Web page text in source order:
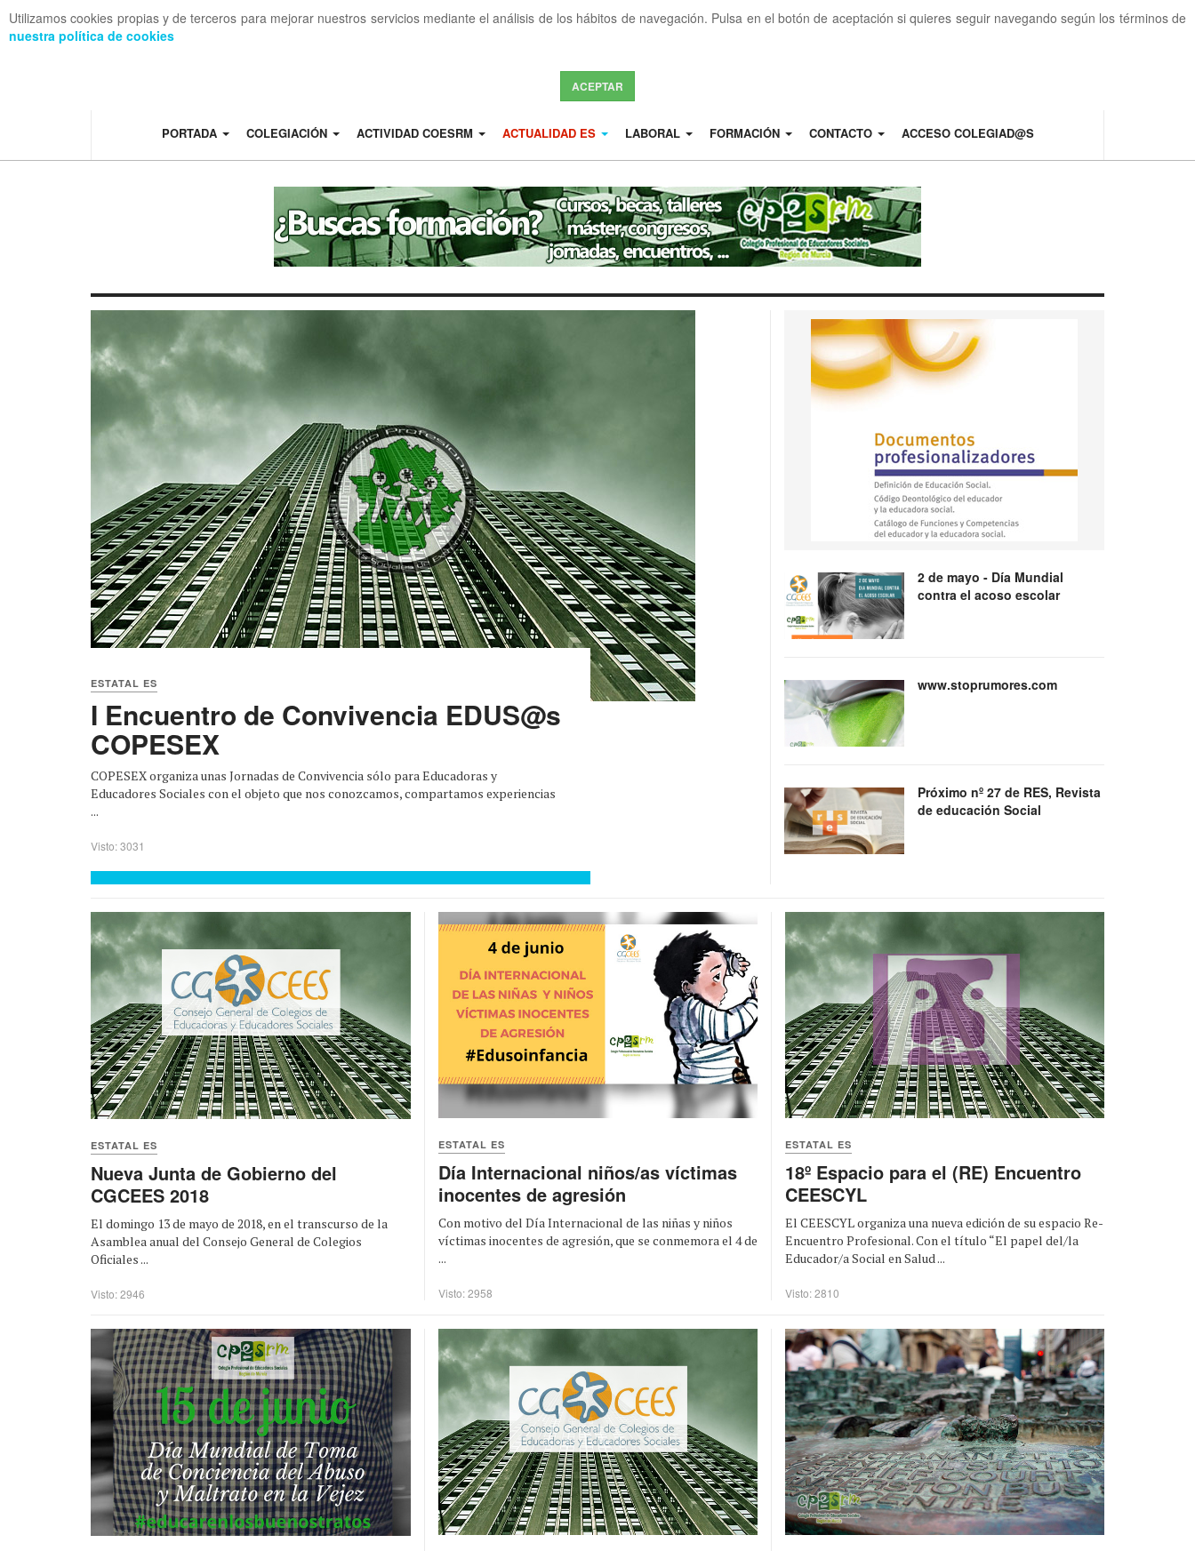
Utilizamos cookies propias y de terceros para mejorar nuestros servicios mediante el análisis de los hábitos de navegación. Pulsa en el botón de aceptación si quieres seguir navegando según los términos de
nuestra política de cookies
ACEPTAR
PORTADA COLEGIACIÓN ACTIVIDAD COESRM ACTUALIDAD ES LABORAL FORMACIÓN CONTACTO ACCESO COLEGIAD@S
ESTATAL ES
I Encuentro de Convivencia EDUS@s
COPESEX
COPESEX organiza unas Jornadas de Convivencia sólo para Educadoras y
Educadores Sociales con el objeto que nos conozcamos, compartamos experiencias
...
Visto: 3031
2 de mayo - Día Mundial
contra el acoso escolar
www.stoprumores.com
Próximo nº 27 de RES, Revista
de educación Social
ESTATAL ES
Nueva Junta de Gobierno del
CGCEES 2018
El domingo 13 de mayo de 2018, en el transcurso de la
Asamblea anual del Consejo General de Colegios
Oficiales ...
Visto: 2946
ESTATAL ES
Día Internacional niños/as víctimas
inocentes de agresión
Con motivo del Día Internacional de las niñas y niños
víctimas inocentes de agresión, que se conmemora el 4 de
...
Visto: 2958
ESTATAL ES
18º Espacio para el (RE) Encuentro
CEESCYL
El CEESCYL organiza una nueva edición de su espacio Re-
Encuentro Profesional. Con el título “El papel del/la
Educador/a Social en Salud ...
Visto: 2810